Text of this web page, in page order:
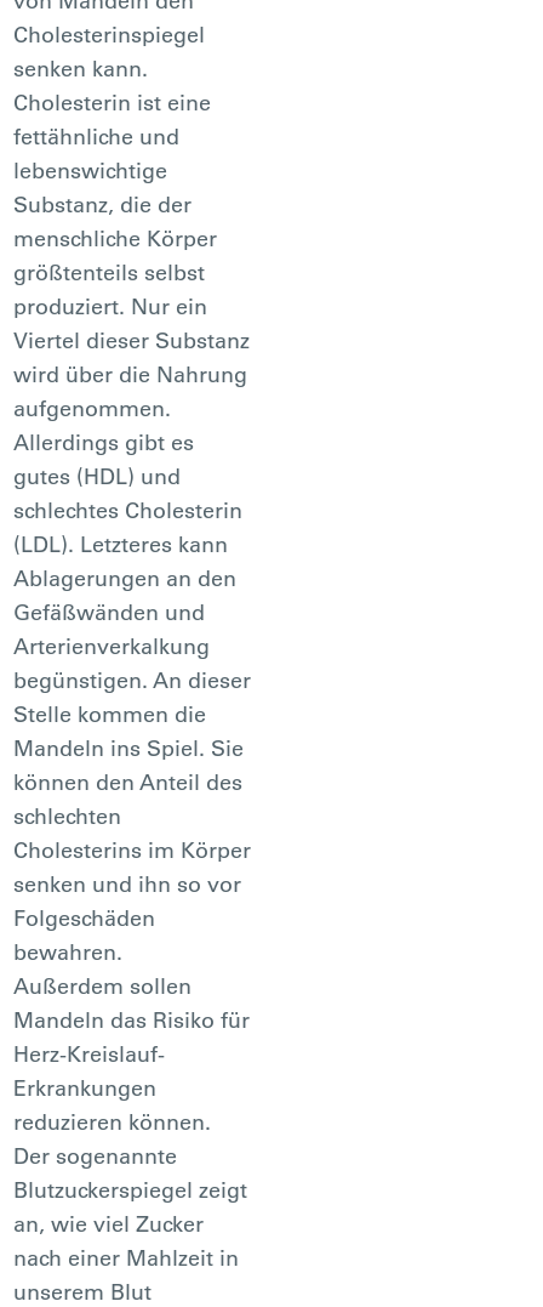
Cholesterinspiegel
senken kann.
Cholesterin ist eine
fettähnliche und
lebenswichtige
Substanz, die der
menschliche Körper
größtenteils selbst
produziert. Nur ein
Viertel dieser Substanz
wird über die Nahrung
aufgenommen.
Allerdings gibt es
gutes (HDL) und
schlechtes Cholesterin
(LDL). Letzteres kann
Ablagerungen an den
Gefäßwänden und
Arterienverkalkung
begünstigen. An dieser
Stelle kommen die
Mandeln ins Spiel. Sie
können den Anteil des
schlechten
Cholesterins im Körper
senken und ihn so vor
Folgeschäden
bewahren.
Außerdem sollen
Mandeln das Risiko für
Herz-Kreislauf-
Erkrankungen
reduzieren können.
Der sogenannte
Blutzuckerspiegel zeigt
an, wie viel Zucker
nach einer Mahlzeit in
unserem Blut